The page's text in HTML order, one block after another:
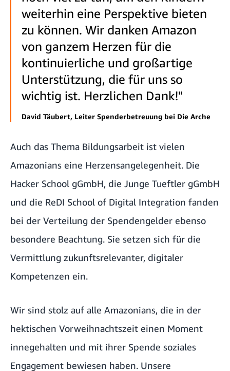
weiterhin eine Perspektive bieten
zu können. Wir danken Amazon
von ganzem Herzen für die
kontinuierliche und großartige
Unterstützung, die für uns so
wichtig ist. Herzlichen Dank!"
David Täubert, Leiter Spenderbetreuung bei Die Arche
Auch das Thema Bildungsarbeit ist vielen
Amazonians eine Herzensangelegenheit. Die
Hacker School gGmbH, die Junge Tueftler gGmbH
und die ReDI School of Digital Integration fanden
bei der Verteilung der Spendengelder ebenso
besondere Beachtung. Sie setzen sich für die
Vermittlung zukunftsrelevanter, digitaler
Kompetenzen ein.
Wir sind stolz auf alle Amazonians, die in der
hektischen Vorweihnachtszeit einen Moment
innegehalten und mit ihrer Spende soziales
Engagement bewiesen haben. Unsere